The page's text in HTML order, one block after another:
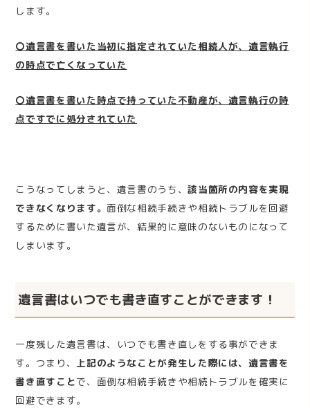
します。
〇遺言書を書いた当初に指定されていた相続人が、遺言執行
の時点で亡くなっていた
〇遺言書を書いた時点で持っていた不動産が、遺言執行の時
点ですでに処分されていた
こうなってしまうと、遺言書のうち、該当箇所の内容を実現
できなくなります。 面倒な相続手続きや相続トラブルを回避
するために書いた遺言が、結果的に意味のないものになって
しまいます。
遺言書はいつでも書き直すことができます！
一度残した遺言書は、いつでも書き直しをする事ができま
す。つまり、 上記のようなことが発生した際には、遺言書を
書き直すことで、面倒な相続手続きや相続トラブルを確実に
回避できます。